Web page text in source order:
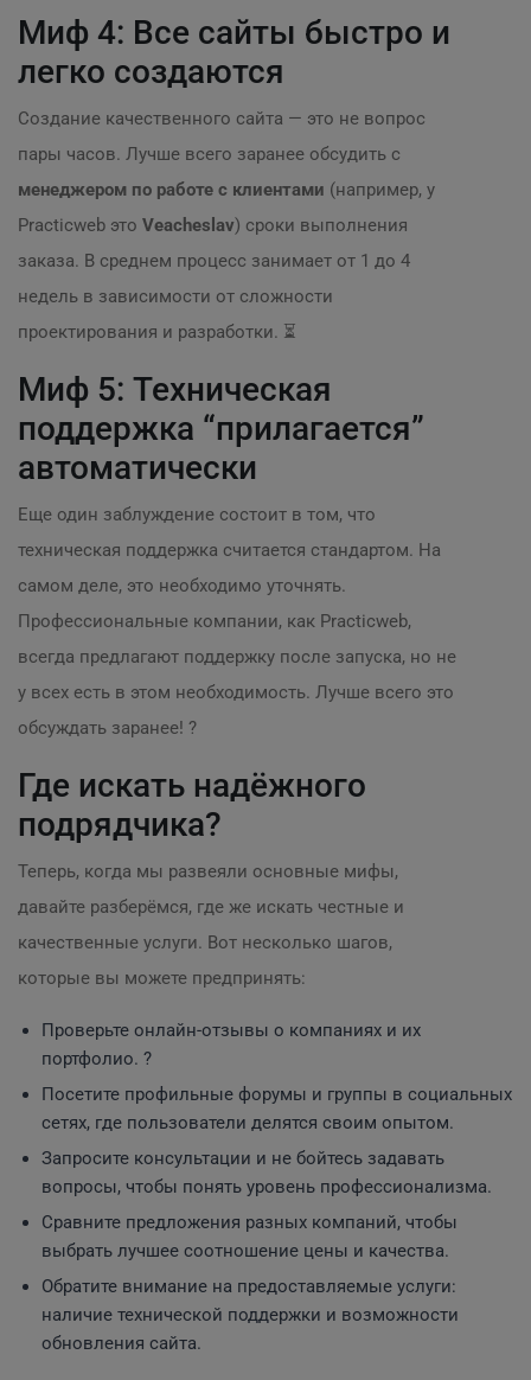
Миф 4: Все сайты быстро и
легко создаются
Создание качественного сайта — это не вопрос
пары часов. Лучше всего заранее обсудить с
менеджером по работе с клиентами (например, у
Practicweb это Veacheslav) сроки выполнения
заказа. В среднем процесс занимает от 1 до 4
недель в зависимости от сложности
проектирования и разработки. ⏳
Миф 5: Техническая
поддержка “прилагается”
автоматически
Еще один заблуждение состоит в том, что
техническая поддержка считается стандартом. На
самом деле, это необходимо уточнять.
Профессиональные компании, как Practicweb,
всегда предлагают поддержку после запуска, но не
у всех есть в этом необходимость. Лучше всего это
обсуждать заранее! ?
Где искать надёжного
подрядчика?
Теперь, когда мы развеяли основные мифы,
давайте разберёмся, где же искать честные и
качественные услуги. Вот несколько шагов,
которые вы можете предпринять:
Проверьте онлайн-отзывы о компаниях и их
портфолио. ?
Посетите профильные форумы и группы в социальных
сетях, где пользователи делятся своим опытом.
Запросите консультации и не бойтесь задавать
вопросы, чтобы понять уровень профессионализма.
Сравните предложения разных компаний, чтобы
выбрать лучшее соотношение цены и качества.
Обратите внимание на предоставляемые услуги:
наличие технической поддержки и возможности
обновления сайта.